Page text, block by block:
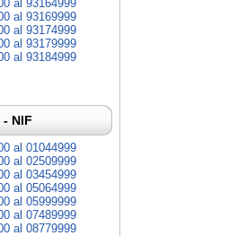
al 93164999
al 93169999
al 93174999
al 93179999
al 93184999
NIF
al 01044999
al 02509999
al 03454999
al 05064999
al 05999999
al 07489999
al 08779999